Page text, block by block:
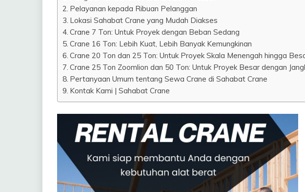
Pelayanan kepada Ribuan Pelanggan
Lokasi Sahabat Crane yang Mudah Diakses
Crane 7 Ton: Untuk Proyek dengan Beban Sedang
Crane 16 Ton: Lebih Kuat, Lebih Banyak Kemungkinan
Crane 20 Ton dan 25 Ton: Untuk Proyek Skala Menengah hingga
Crane 25 Ton Zoomlion dan 50 Ton: Untuk Proyek Besar dengan
Pertanyaan Umum tentang Sewa Crane di Sahabat Crane
Kontak Kami | Sahabat Crane